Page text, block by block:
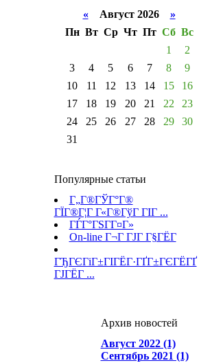
«Август 2026 »
Пн Вт Ср Чт Пт Сб Вс
1
2
3
4 5 6 7 8
9
10
11 12 13 14 15
16
17
18 19 20 21 22
23
24
25 26 27 28 29
30
31
Популярные статьи
Г„Г®ГЎГ°Г®
ГЇГ®Г¦Г Г«Г®ГўГ ГІГ ...
ГЃГ°ГЅГ­Г¤Г»
On-line Г¬Г ГЈГ Г§ГЁГ­
ГЂГЄГіГ±ГІГЁГ·ГҐГ±ГЄГЁГҐ
ГЈГЁГ ...
Архив новостей
Август 2022 (1)
Сентябрь 2021 (1)